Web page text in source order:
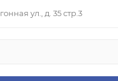
ул., д. 35 стр.3